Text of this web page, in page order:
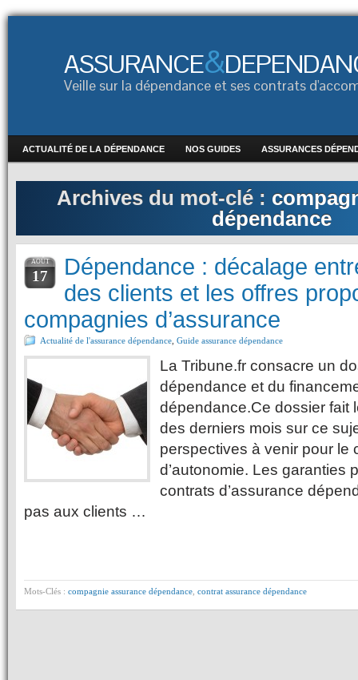
ASSURANCE&
Veille sur la dépendance et ses contrats
ACTUALITÉ DE LA DÉPENDANCE NOS GUIDES ASSURANCES
Archives du mot-clé :
dépendance
AOÛT
17
Dépendance : décalage
des clients et les offres
compagnies d’assurance
Actualité de l'assurance dépendance Guide assurance dépendance
La Tribune.fr consacre un
dépendance et du
dépendance.Ce dossier fait
des derniers mois sur ce
perspectives à venir pour le
d’autonomie. Les garanties
contrats d’assurance
pas aux clients …
Mots-Clés : compagnie assurance dépendance contrat assurance dépendance